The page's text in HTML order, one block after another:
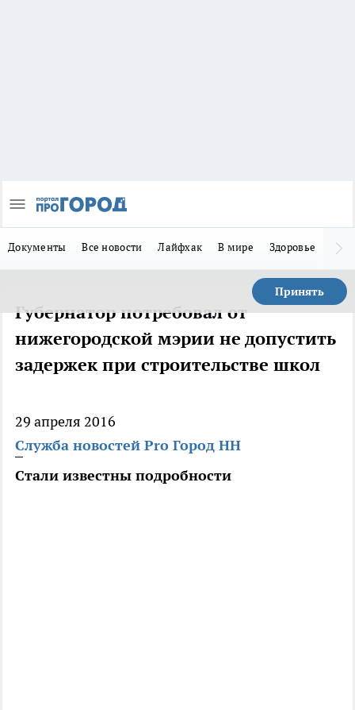
Документы Все новости Лайфхак В мире Здоровье
Принять
Губернатор потребовал от
нижегородской мэрии не допустить
задержек при строительстве школ
29 апреля 2016
Служба новостей Pro Город НН
Стали известны подробности